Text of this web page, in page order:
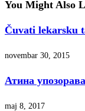
You Might Also
Čuvati lekarsku
novembar 30, 2015
Атина
maj 8, 2017